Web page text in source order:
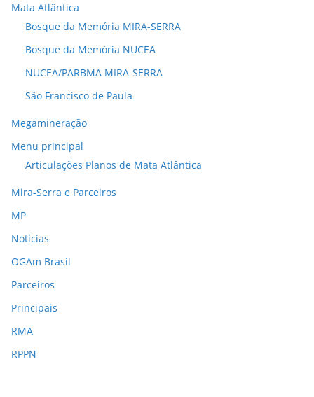
Mata Atlântica
Bosque da Memória MIRA-SERRA
Bosque da Memória NUCEA
NUCEA/PARBMA MIRA-SERRA
São Francisco de Paula
Megamineração
Menu principal
Articulações Planos de Mata Atlântica
Mira-Serra e Parceiros
MP
Notícias
OGAm Brasil
Parceiros
Principais
RMA
RPPN